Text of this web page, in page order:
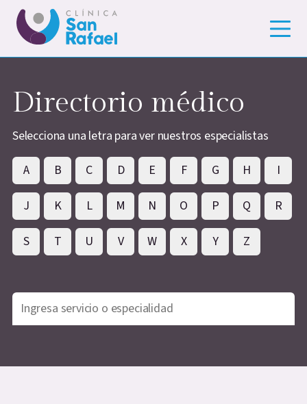
Directorio médico
Selecciona una letra para ver nuestros especialistas
A
B C D E F G H I
J K L M N O P Q R
S T U V W X Y Z